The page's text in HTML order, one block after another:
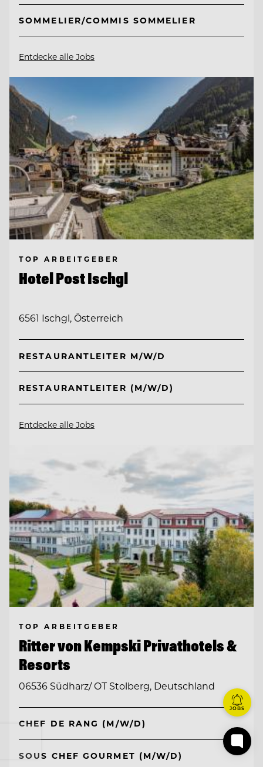
SOMMELIER/COMMIS SOMMELIER
Entdecke alle Jobs
TOP ARBEITGEBER
Hotel Post Ischgl
6561 Ischgl, Österreich
RESTAURANTLEITER M/W/D
RESTAURANTLEITER (M/W/D)
Entdecke alle Jobs
TOP ARBEITGEBER
Ritter von Kempski Privathotels &
Resorts
06536 Südharz/ OT Stolberg, Deutschland
CHEF DE RANG (M/W/D)
SOUS CHEF GOURMET (M/W/D)
JOBS